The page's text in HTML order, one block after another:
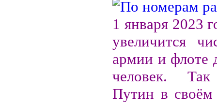
1 января 2023
увеличится
армии и флоте
человек. Так
Путин в своём